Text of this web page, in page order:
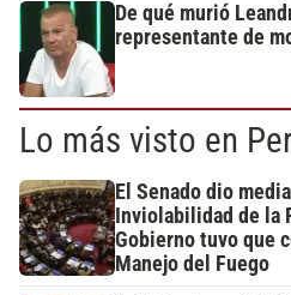
De qué murió
representante de
Lo más visto en
El Senado dio
Inviolabilidad de la
Gobierno tuvo que
Manejo del Fuego